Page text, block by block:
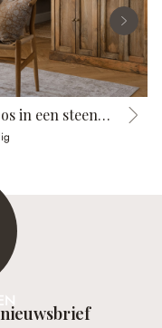
Tijdloos in een steenlook